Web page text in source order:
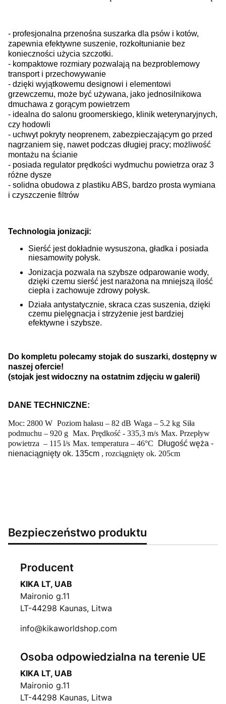
- profesjonalna przenośna suszarka dla psów i kotów,
zapewnia efektywne suszenie, rozkołtunianie bez
konieczności użycia szczotki.
- kompaktowe rozmiary pozwalają na bezproblemowy
transport i przechowywanie
- dzięki wyjątkowemu designowi i elementowi
grzewczemu, może być używana, jako jednosilnikowa
dmuchawa z gorącym powietrzem
- idealna do salonu groomerskiego, klinik weterynaryjnych,
czy hodowli
- uchwyt pokryty neoprenem, zabezpieczającym go przed
nagrzaniem się, nawet podczas długiej pracy; możliwość
montażu na ścianie
- posiada regulator prędkości wydmuchu powietrza oraz 3
różne dysze
- solidna obudowa z plastiku ABS, bardzo prosta wymiana
i czyszczenie filtrów
Technologia jonizacji:
Sierść jest dokładnie wysuszona, gładka i posiada
niesamowity połysk.
Jonizacja pozwala na szybsze odparowanie wody,
dzięki czemu sierść jest narażona na mniejszą ilość
ciepła i zachowuje zdrowy połysk.
Działa antystatycznie, skraca czas suszenia, dzięki
czemu pielęgnacja i strzyżenie jest bardziej
efektywne i szybsze.
Do kompletu polecamy stojak do suszarki, dostępny w
naszej ofercie!
(stojak jest widoczny na ostatnim zdjęciu w galerii)
DANE TECHNICZNE:
Moc: 2800 W Poziom hałasu – 82 dB Waga – 5.2 kg Siła
podmuchu – 920 g Max. Prędkość - 335,3 m/s Max. Przepływ
powietrza – 115 l/s Max. temperatura – 46°C
Długość węża -
nienaciągnięty ok. 135cm , rozciągnięty ok. 205cm
Bezpieczeństwo produktu
Producent
KIKA LT, UAB
Maironio g.11
LT-44298 Kaunas, Litwa
info@kikaworldshop.com
Osoba odpowiedzialna na terenie UE
KIKA LT, UAB
Maironio g.11
LT-44298 Kaunas, Litwa